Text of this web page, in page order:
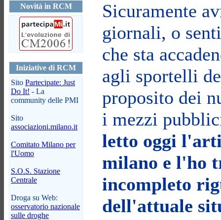
Novità in RCM
Iniziative di RCM
Sito Partecipate: Just
Do It! - La
community delle PMI
Sito
associazioni.milano.it
Comitato Milano per
l'Uomo
S.O.S. Stazione
Centrale
Droga su Web:
osservatorio nazionale
sulle droghe
Sicuramente
giornali, o
che sta
agli sportelli
proposito dei
i mezzi
letto oggi
milano e l'ho
incompleto
dell'attuale